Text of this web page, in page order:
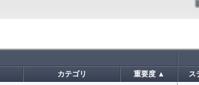
カテゴリ 重要度 ▲ ス